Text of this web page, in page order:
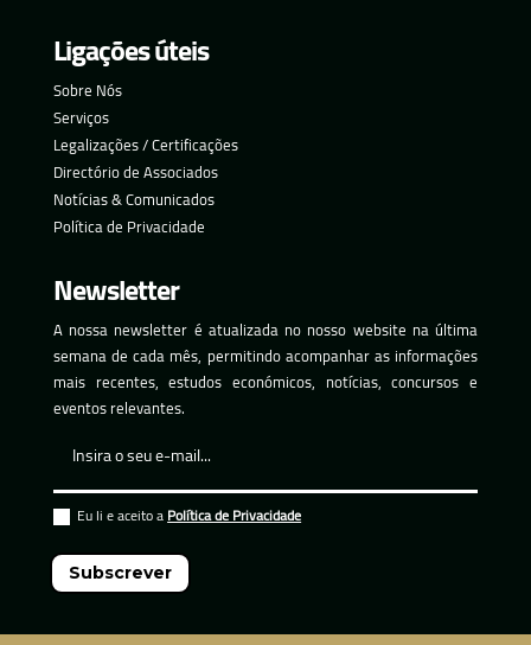
Ligações úteis
Sobre Nós
Serviços
Legalizações / Certificações
Directório de Associados
Notícias & Comunicados
Política de Privacidade
Newsletter
A nossa newsletter é atualizada no nosso website na última
semana de cada mês, permitindo acompanhar as informações
mais recentes, estudos económicos, notícias, concursos e
eventos relevantes.
Eu li e aceito aPolítica de Privacidade
Subscrever